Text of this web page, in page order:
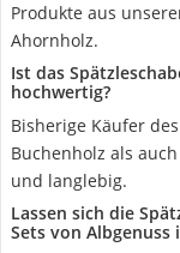
Produkte aus
Ahornholz.
Ist das
hochwertig?
Bisherige Käufer
Buchenholz als
und langlebig.
Lassen sich die
Sets von Albgenuss